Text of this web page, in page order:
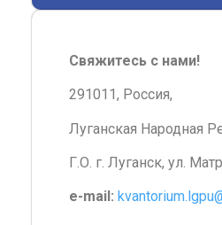
Свяжитесь с нами!
291011, Россия,
Луганская Народная
Г.О. г. Луганск, ул.
e-mail: